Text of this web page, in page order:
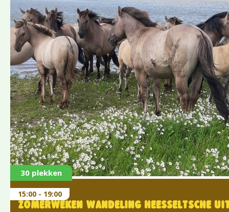
15:00 - 19:00
30 plekken
ZOMERWEKEN WANDELING HEESSELTSCHE